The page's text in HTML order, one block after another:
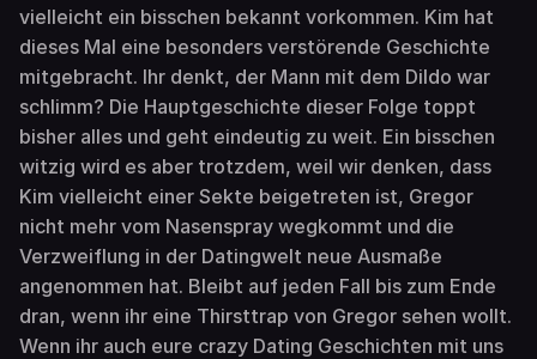
vielleicht ein bisschen bekannt vorkommen. Kim hat
dieses Mal eine besonders verstörende Geschichte
mitgebracht. Ihr denkt, der Mann mit dem Dildo war
schlimm? Die Hauptgeschichte dieser Folge toppt
bisher alles und geht eindeutig zu weit. Ein bisschen
witzig wird es aber trotzdem, weil wir denken, dass
Kim vielleicht einer Sekte beigetreten ist, Gregor
nicht mehr vom Nasenspray wegkommt und die
Verzweiflung in der Datingwelt neue Ausmaße
angenommen hat. Bleibt auf jeden Fall bis zum Ende
dran, wenn ihr eine Thirsttrap von Gregor sehen wollt.
Wenn ihr auch eure crazy Dating Geschichten mit uns